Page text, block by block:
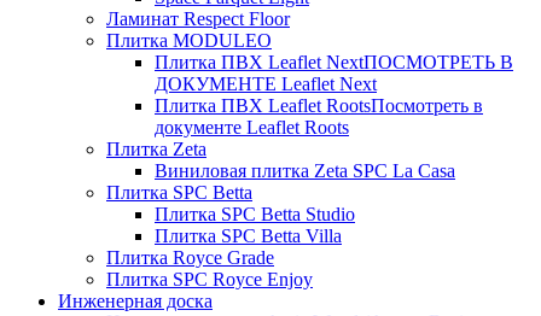
Ламинат Respect Floor
Плитка MODULEO
Плитка ПВХ Leaflet NextПОСМОТРЕТЬ В
ДОКУМЕНТЕ Leaflet Next
Плитка ПВХ Leaflet RootsПосмотреть в
документе Leaflet Roots
Плитка Zeta
Виниловая плитка Zeta SPC La Casa
Плитка SPC Betta
Плитка SPC Betta Studio
Плитка SPC Betta Villa
Плитка Royce Grade
Плитка SPC Royce Enjoy
Инженерная доска